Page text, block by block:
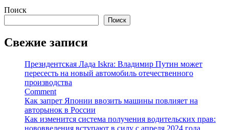
Поиск
Поиск
Свежие записи
Президентская Лада Iskra: Владимир Путин может
пересесть на новый автомобиль отечественного
производства
Comment
Как запрет Японии ввозить машины повлияет на
авторынок в России
Как изменится система получения водительских прав:
нововведения вступают в силу с апреля 2024 года